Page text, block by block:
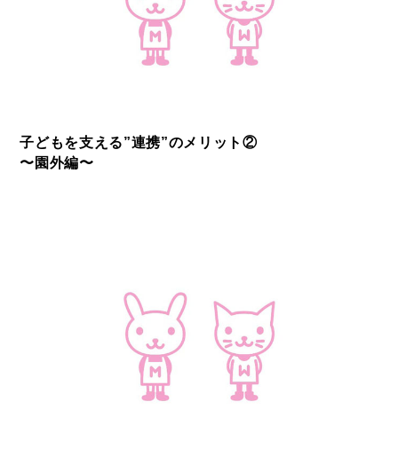
子どもを支える”連携”のメリット②
〜園外編〜